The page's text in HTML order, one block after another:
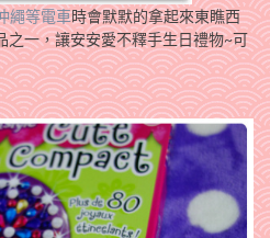
繩等電車時會默默的拿起來東瞧西
一，讓安安愛不釋手生日禮物~可